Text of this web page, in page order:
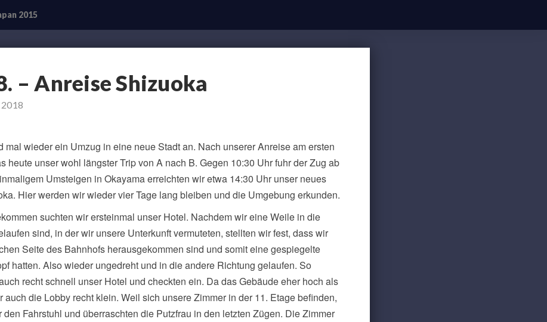
2015
–
Anreise
– Anreise Shizuoka
mal wieder ein Umzug in eine neue Stadt an. Nach unserer Anreise am ersten
heute unser wohl längster Trip von A nach B. Gegen 10:30 Uhr fuhr der Zug ab
Umsteigen in Okayama erreichten wir etwa 14:30 Uhr unser neues
Hier werden wir wieder vier Tage lang bleiben und die Umgebung erkunden.
suchten wir ersteinmal unser Hotel. Nachdem wir eine Weile in die
sind, in der wir unsere Unterkunft vermuteten, stellten wir fest, dass wir
Seite des Bahnhofs herausgekommen sind und somit eine gespiegelte
hatten. Also wieder ungedreht und in die andere Richtung gelaufen. So
recht schnell unser Hotel und checkten ein. Da das Gebäude eher hoch als
auch die Lobby recht klein. Weil sich unsere Zimmer in der 11. Etage befinden,
den Fahrstuhl und überraschten die Putzfrau in den letzten Zügen. Die Zimmer